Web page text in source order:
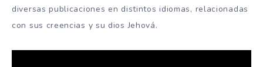
diversas publicaciones en distintos idiomas, relacionadas
con sus creencias y su dios Jehová.